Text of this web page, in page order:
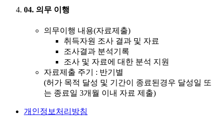
04. 의무 이행
의무이행 내용(자료제출)
취득자원 조사 결과 및 자료
조사결과 분석기록
조사 및 자료에 대한 분석 지원
자료제출 주기 : 반기별
(허가 목적 달성 및 기간이 종료된경우 달성일 또
는 종료일 3개월 이내 자료 제출)
개인정보처리방침